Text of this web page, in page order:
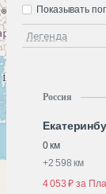
Легенда
Показывать
Россия
0 км
+2 598 км
4 053 ₽ за